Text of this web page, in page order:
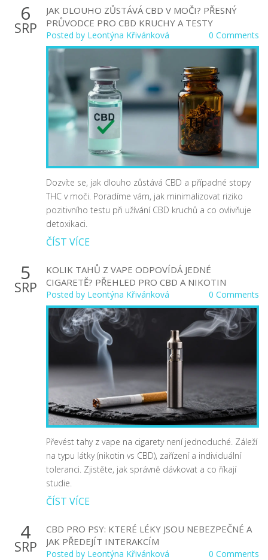
6
SRP
JAK DLOUHO ZŮSTÁVÁ CBD V MOČI? PŘESNÝ
PRŮVODCE PRO CBD KRUCHY A TESTY
Posted by Leontýna Křivánková 0 Comments
Dozvíte se, jak dlouho zůstává CBD a případné stopy
THC v moči. Poradíme vám, jak minimalizovat riziko
pozitivního testu při užívání CBD kruchů a co ovlivňuje
detoxikaci.
ČÍST VÍCE
5
SRP
KOLIK TAHŮ Z VAPE ODPOVÍDÁ JEDNÉ
CIGARETĚ? PŘEHLED PRO CBD A NIKOTIN
Posted by Leontýna Křivánková 0 Comments
Převést tahy z vape na cigarety není jednoduché. Záleží
na typu látky (nikotin vs CBD), zařízení a individuální
toleranci. Zjistěte, jak správně dávkovat a co říkají
studie.
ČÍST VÍCE
4
SRP
CBD PRO PSY: KTERÉ LÉKY JSOU NEBEZPEČNÉ A
JAK PŘEDEJÍT INTERAKCÍM
Posted by Leontýna Křivánková 0 Comments